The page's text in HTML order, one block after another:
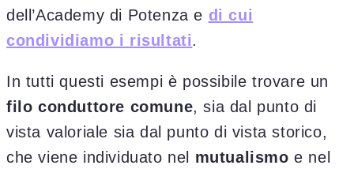
dell’Academy di Potenza e di cui
condividiamo i risultati.
In tutti questi esempi è possibile trovare un
filo conduttore comune, sia dal punto di
vista valoriale sia dal punto di vista storico,
che viene individuato nel mutualismo e nel